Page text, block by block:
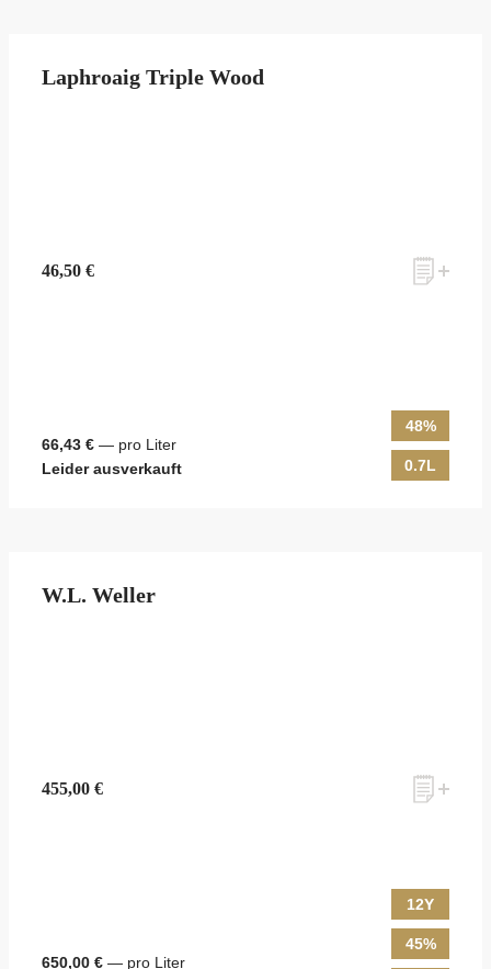
Laphroaig Triple Wood
46,50 €
66,43 € — pro Liter
Leider ausverkauft
48%
0.7L
W.L. Weller
455,00 €
650,00 € — pro Liter
12Y
45%